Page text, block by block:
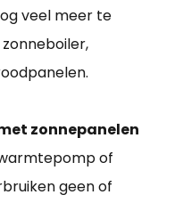
veel meer te
zonnepanelen
of
geen of